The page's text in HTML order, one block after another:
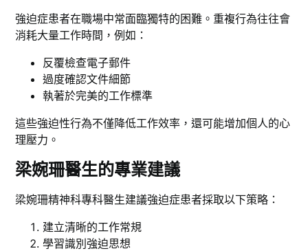
強迫症患者在職場中常面臨獨特的困難。重複行為往往會
消耗大量工作時間，例如：
反覆檢查電子郵件
過度確認文件細節
執著於完美的工作標準
這些強迫性行為不僅降低工作效率，還可能增加個人的心
理壓力。
梁婉珊醫生的專業建議
梁婉珊精神科專科醫生建議強迫症患者採取以下策略：
建立清晰的工作常規
學習識別強迫思想